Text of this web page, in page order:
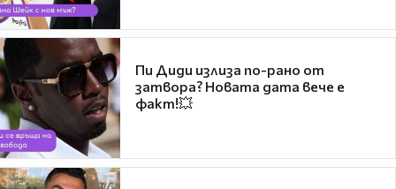
Пи Диди излиза по-рано от
затвора? Новата дата вече е
факт!💥